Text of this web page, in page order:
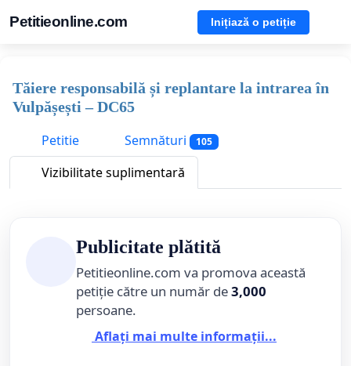
Petitieonline.com Inițiază o petiție
Tăiere responsabilă și replantare la intrarea în
Vulpășești – DC65
Petitie
Semnături 105
Vizibilitate suplimentară
Publicitate plătită
Petitieonline.com va promova această
petiție către un număr de3,000
persoane.
Aflați mai multe informații...